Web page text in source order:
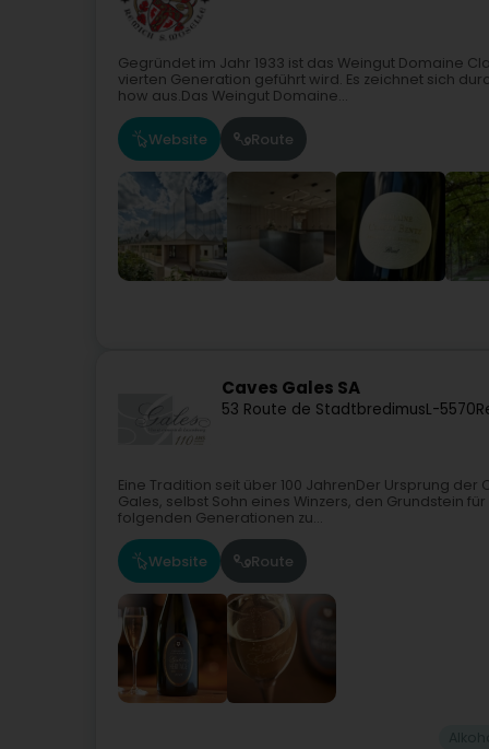
Gegründet im Jahr 1933 ist das Weingut Domaine
vierten Generation geführt wird. Es zeichnet sich
how aus.Das Weingut Domaine...
Website Route
Caves Gales SA
53 Route de StadtbredimusL-5570
Eine Tradition seit über 100 JahrenDer Ursprung der
Gales, selbst Sohn eines Winzers, den Grundstein
folgenden Generationen zu...
Website Route